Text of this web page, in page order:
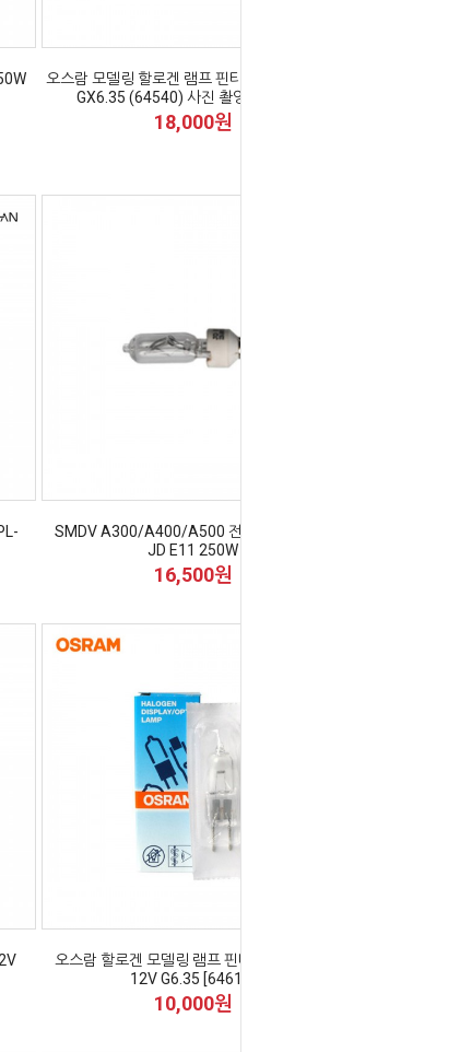
오스람 모델링 할로겐 램프 핀타입 650W 230V
GX6.35 (64540) 사진 촬영 조명 전구
18,000원
SMDV A300/A400/A500 전용 모델링램프
JD E11 250W
16,500원
오스람 할로겐 모델링 램프 핀타입 HLX 50W
12V G6.35 [64610]
10,000원